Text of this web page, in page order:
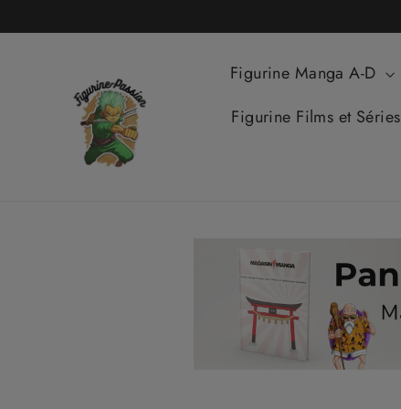
au
Figurine Manga A-D
Figurine Films et Séries